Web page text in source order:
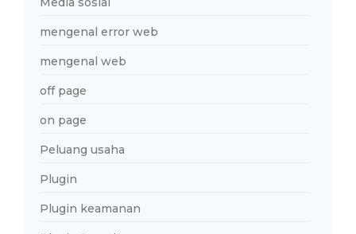
mengenal error web
mengenal web
off page
on page
Peluang usaha
Plugin
Plugin keamanan